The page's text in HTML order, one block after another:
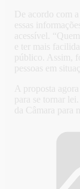
De acordo com
essas
acessível.
e ter mais
público. Assim,
pessoas em
A proposta
para se tornar
da Câmara para